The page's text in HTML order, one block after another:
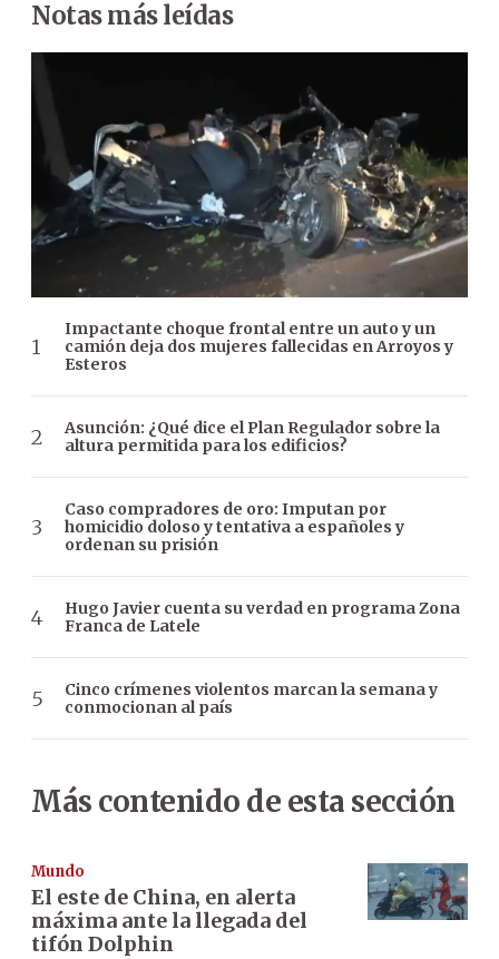
Notas más leídas
Impactante choque frontal entre un auto y un
camión deja dos mujeres fallecidas en Arroyos y
Esteros
Asunción: ¿Qué dice el Plan Regulador sobre la
altura permitida para los edificios?
Caso compradores de oro: Imputan por
homicidio doloso y tentativa a españoles y
ordenan su prisión
Hugo Javier cuenta su verdad en programa Zona
Franca de Latele
Cinco crímenes violentos marcan la semana y
conmocionan al país
Más contenido de esta sección
Mundo
El este de China, en alerta
máxima ante la llegada del
tifón Dolphin